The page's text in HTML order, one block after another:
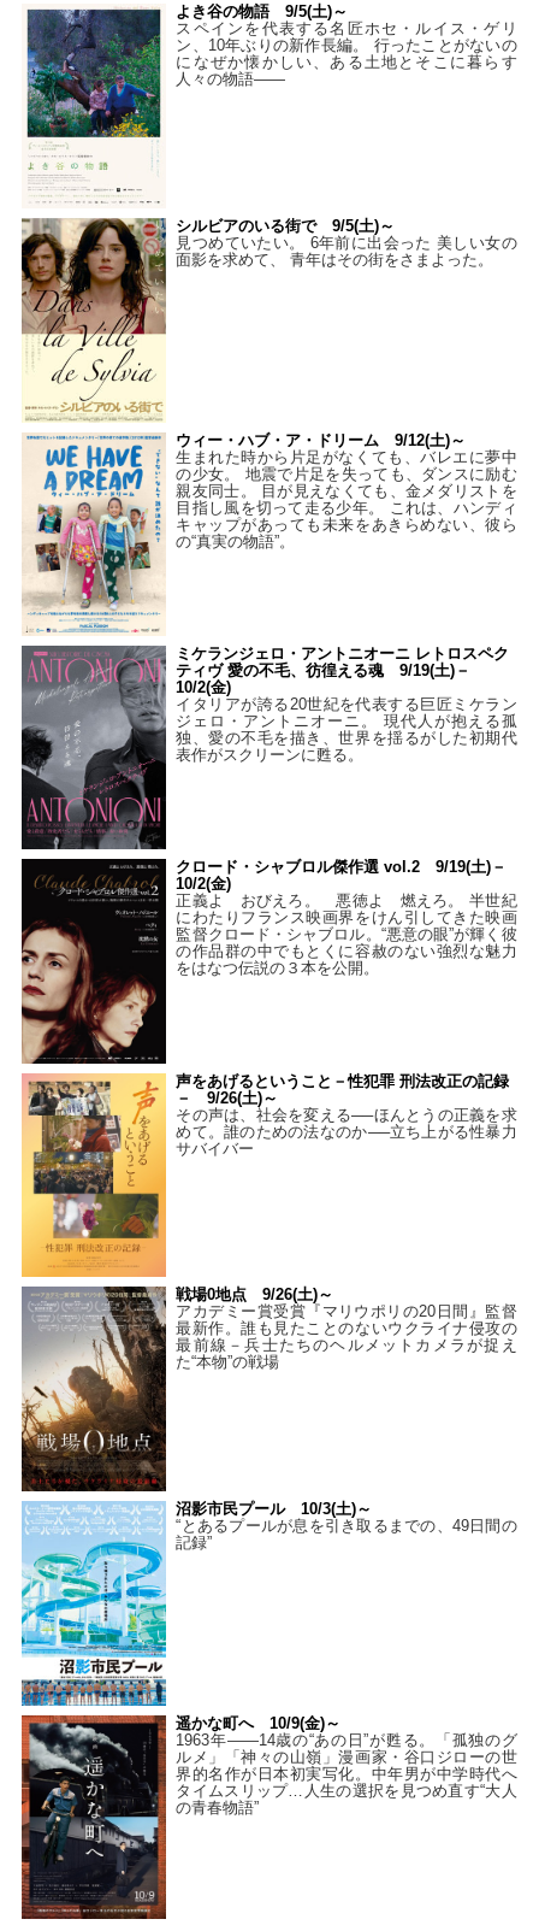
よき谷の物語 9/5(土)～
スペインを代表する名匠ホセ・ルイス・ゲリ
ン、10年ぶりの新作長編。 行ったことがないの
になぜか懐かしい、ある土地とそこに暮らす
人々の物語――
シルビアのいる街で 9/5(土)～
見つめていたい。 6年前に出会った 美しい女の
面影を求めて、 青年はその街をさまよった。
ウィー・ハブ・ア・ドリーム 9/12(土)～
生まれた時から片足がなくても、バレエに夢中
の少女。 地震で片足を失っても、ダンスに励む
親友同士。 目が見えなくても、金メダリストを
目指し風を切って走る少年。 これは、ハンディ
キャップがあっても未来をあきらめない、彼ら
の“真実の物語”。
ミケランジェロ・アントニオーニ レトロスペク
ティヴ 愛の不毛、彷徨える魂 9/19(土)－
10/2(金)
イタリアが誇る20世紀を代表する巨匠ミケラン
ジェロ・アントニオーニ。 現代人が抱える孤
独、愛の不毛を描き、世界を揺るがした初期代
表作がスクリーンに甦る。
クロード・シャブロル傑作選 vol.2 9/19(土)－
10/2(金)
正義よ おびえろ。 悪徳よ 燃えろ。 半世紀
にわたりフランス映画界をけん引してきた映画
監督クロード・シャブロル。“悪意の眼”が輝く彼
の作品群の中でもとくに容赦のない強烈な魅力
をはなつ伝説の３本を公開。
声をあげるということ－性犯罪 刑法改正の記録
－ 9/26(土)～
その声は、社会を変える──ほんとうの正義を求
めて。誰のための法なのか──立ち上がる性暴力
サバイバー
戦場0地点 9/26(土)～
アカデミー賞受賞『マリウポリの20日間』監督
最新作。誰も見たことのないウクライナ侵攻の
最前線－兵士たちのヘルメットカメラが捉え
た“本物”の戦場
沼影市民プール 10/3(土)～
“とあるプールが息を引き取るまでの、49日間の
記録”
遥かな町へ 10/9(金)～
1963年――14歳の“あの日”が甦る。「孤独のグ
ルメ」「神々の山嶺」漫画家・谷口ジローの世
界的名作が日本初実写化。中年男が中学時代へ
タイムスリップ…人生の選択を見つめ直す“大人
の青春物語”